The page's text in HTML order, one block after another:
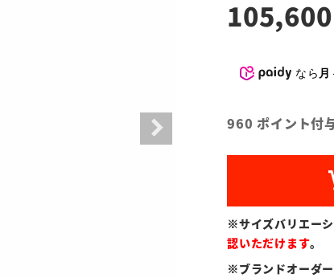
105,600
なら
960 ポイント付
※サイズバリエーシ
認いただけます。
※ブランドオーダー